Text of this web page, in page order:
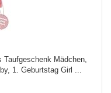
Mädchen,
1. Geburtstag Girl ...